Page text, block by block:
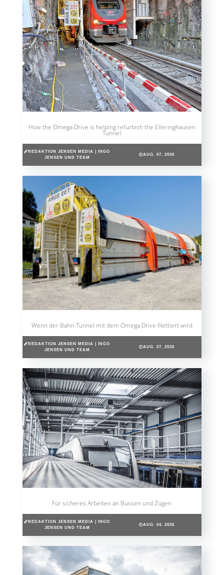
How the Omega Drive is helping refurbish the Elleringhausen
Tunnel
REDAKTION JENSEN MEDIA | INGO
JENSEN UND TEAM
AUG. 07, 2026
Wenn der Bahn-Tunnel mit dem Omega Drive filettiert wird
REDAKTION JENSEN MEDIA | INGO
JENSEN UND TEAM
AUG. 07, 2026
Für sicheres Arbeiten an Bussen und Zügen
REDAKTION JENSEN MEDIA | INGO
JENSEN UND TEAM
AUG. 04, 2026